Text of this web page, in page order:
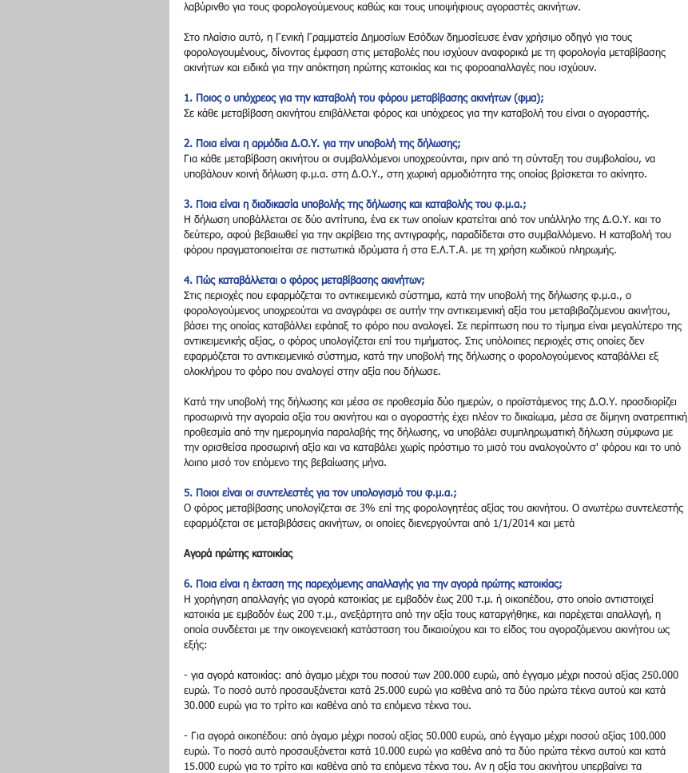
λαβύρινθο για τους φορολογούμενους καθώς και τους υποψήφιους αγοραστές ακινήτων.
Στο πλαίσιο αυτό, η Γενική Γραμματεία Δημοσίων Εσόδων δημοσίευσε έναν χρήσιμο οδηγό για τους
φορολογουμένους, δίνοντας έμφαση στις μεταβολές που ισχύουν αναφορικά με τη φορολογία μεταβίβασης
ακινήτων και ειδικά για την απόκτηση πρώτης κατοικίας και τις φοροαπαλλαγές που ισχύουν.
1. Ποιος ο υπόχρεος για την καταβολή του φόρου μεταβίβασης ακινήτων (φμα);
Σε κάθε μεταβίβαση ακινήτου επιβάλλεται φόρος και υπόχρεος για την καταβολή του είναι ο αγοραστής.
2. Ποια είναι η αρμόδια Δ.Ο.Υ. για την υποβολή της δήλωσης;
Για κάθε μεταβίβαση ακινήτου οι συμβαλλόμενοι υποχρεούνται, πριν από τη σύνταξη του συμβολαίου, να
υποβάλουν κοινή δήλωση φ.μ.α. στη Δ.Ο.Υ., στη χωρική αρμοδιότητα της οποίας βρίσκεται το ακίνητο.
3. Ποια είναι η διαδικασία υποβολής της δήλωσης και καταβολής του φ.μ.α.;
Η δήλωση υποβάλλεται σε δύο αντίτυπα, ένα εκ των οποίων κρατείται από τον υπάλληλο της Δ.Ο.Υ. και το
δεύτερο, αφού βεβαιωθεί για την ακρίβεια της αντιγραφής, παραδίδεται στο συμβαλλόμενο. Η καταβολή του
φόρου πραγματοποιείται σε πιστωτικά ιδρύματα ή στα Ε.Λ.Τ.Α. με τη χρήση κωδικού πληρωμής.
4. Πώς καταβάλλεται ο φόρος μεταβίβασης ακινήτων;
Στις περιοχές που εφαρμόζεται το αντικειμενικό σύστημα, κατά την υποβολή της δήλωσης φ.μ.α., ο
φορολογούμενος υποχρεούται να αναγράφει σε αυτήν την αντικειμενική αξία του μεταβιβαζόμενου ακινήτου,
βάσει της οποίας καταβάλλει εφάπαξ το φόρο που αναλογεί. Σε περίπτωση που το τίμημα είναι μεγαλύτερο της
αντικειμενικής αξίας, ο φόρος υπολογίζεται επί του τιμήματος. Στις υπόλοιπες περιοχές στις οποίες δεν
εφαρμόζεται το αντικειμενικό σύστημα, κατά την υποβολή της δήλωσης ο φορολογούμενος καταβάλλει εξ
ολοκλήρου το φόρο που αναλογεί στην αξία που δήλωσε.
Κατά την υποβολή της δήλωσης και μέσα σε προθεσμία δύο ημερών, ο προϊστάμενος της Δ.Ο.Υ. προσδιορίζει
προσωρινά την αγοραία αξία του ακινήτου και ο αγοραστής έχει πλέον το δικαίωμα, μέσα σε δίμηνη ανατρεπτική
προθεσμία από την ημερομηνία παραλαβής της δήλωσης, να υποβάλει συμπληρωματική δήλωση σύμφωνα με
την ορισθείσα προσωρινή αξία και να καταβάλει χωρίς πρόστιμο το μισό του αναλογούντο σ' φόρου και το υπό
λοιπο μισό τον επόμενο της βεβαίωσης μήνα.
5. Ποιοι είναι οι συντελεστές για τον υπολογισμό του φ.μ.α.;
O φόρος μεταβίβασης υπολογίζεται σε 3% επί της φορολογητέας αξίας του ακινήτου. Ο ανωτέρω συντελεστής
εφαρμόζεται σε μεταβιβάσεις ακινήτων, οι οποίες διενεργούνται από 1/1/2014 και μετά
Αγορά πρώτης κατοικίας
6. Ποια είναι η έκταση της παρεχόμενης απαλλαγής για την αγορά πρώτης κατοικίας;
Η χορήγηση απαλλαγής για αγορά κατοικίας με εμβαδόν έως 200 τ.μ. ή οικοπέδου, στο οποίο αντιστοιχεί
κατοικία με εμβαδόν έως 200 τ.μ., ανεξάρτητα από την αξία τους καταργήθηκε, και παρέχεται απαλλαγή, η
οποία συνδέεται με την οικογενειακή κατάσταση του δικαιούχου και το είδος του αγοραζόμενου ακινήτου ως
εξής:
- για αγορά κατοικίας: από άγαμο μέχρι του ποσού των 200.000 ευρώ, από έγγαμο μέχρι ποσού αξίας 250.000
ευρώ. Το ποσό αυτό προσαυξάνεται κατά 25.000 ευρώ για καθένα από τα δύο πρώτα τέκνα αυτού και κατά
30.000 ευρώ για το τρίτο και καθένα από τα επόμενα τέκνα του.
- Για αγορά οικοπέδου: από άγαμο μέχρι ποσού αξίας 50.000 ευρώ, από έγγαμο μέχρι ποσού αξίας 100.000
ευρώ. Το ποσό αυτό προσαυξάνεται κατά 10.000 ευρώ για καθένα από τα δύο πρώτα τέκνα αυτού και κατά
15.000 ευρώ για το τρίτο και καθένα από τα επόμενα τέκνα του. Αν η αξία του ακινήτου υπερβαίνει τα